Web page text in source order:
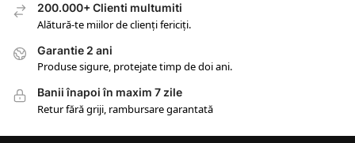
200.000+ Clienti multumiti
Alătură-te miilor de clienți fericiți.
Garantie 2 ani
Produse sigure, protejate timp de doi ani.
Banii înapoi în maxim 7 zile
Retur fără griji, rambursare garantată